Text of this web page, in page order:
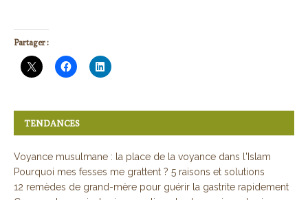
Partager :
TENDANCES
Voyance musulmane : la place de la voyance dans l'Islam
Pourquoi mes fesses me grattent ? 5 raisons et solutions
12 remèdes de grand-mère pour guérir la gastrite rapidement